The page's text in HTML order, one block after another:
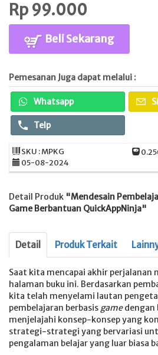
Rp 99.000
Beli Sekarang
Pemesanan Juga dapat melalui :
Whatsapp
Telp
SKU : MPKG
05-08-2024
Detail Produk "Mendesain
Game Berbantuan QuickAppNinja"
Detail Produk Terkait
Saat kita mencapai akhir perjalanan
halaman buku ini. Berdasarkan
kita telah menyelami lautan
pembelajaran berbasis gamedengan
menjelajahi konsep-konsep yang
strategi-strategi yang bervariasi
pengalaman belajar yang luar biasa